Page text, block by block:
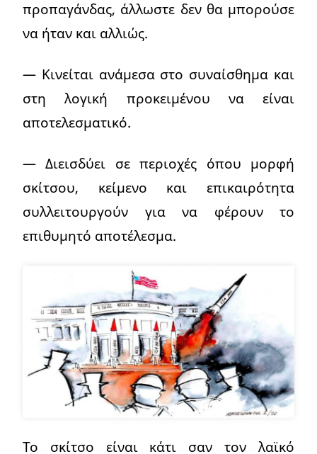
προπαγάνδας, άλλωστε δεν θα μπορούσε
να ήταν και αλλιώς.
— Κινείται ανάμεσα στο συναίσθημα και
στη λογική προκειμένου να είναι
αποτελεσματικό.
— Διεισδύει σε περιοχές όπου μορφή
σκίτσου, κείμενο και επικαιρότητα
συλλειτουργούν για να φέρουν το
επιθυμητό αποτέλεσμα.
Το σκίτσο είναι κάτι σαν τον λαϊκό